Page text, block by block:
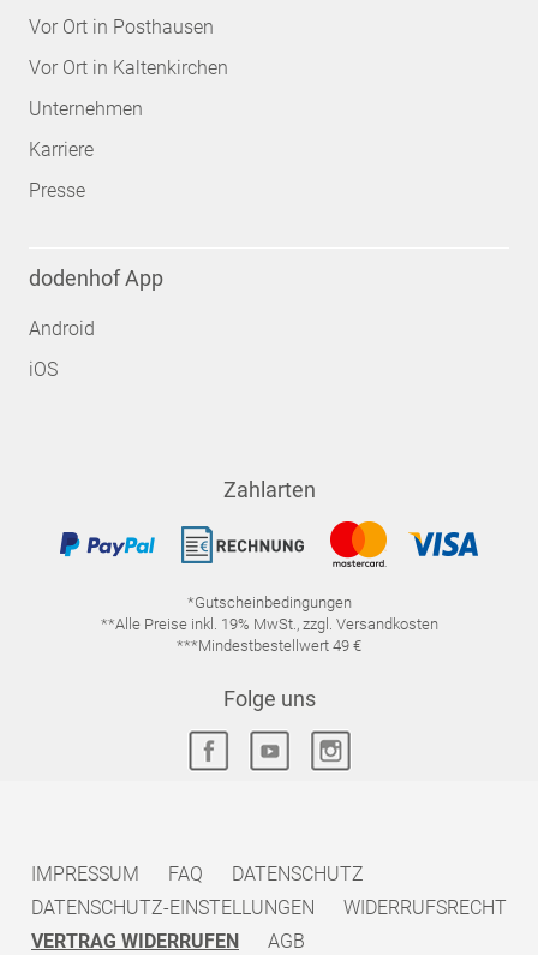
Vor Ort in Posthausen
Vor Ort in Kaltenkirchen
Unternehmen
Karriere
Presse
dodenhof App
Android
iOS
Zahlarten
*Gutscheinbedingungen
**Alle Preise inkl. 19% MwSt., zzgl. Versandkosten
***Mindestbestellwert 49 €
Folge uns
IMPRESSUM FAQ
DATENSCHUTZ
DATENSCHUTZ-EINSTELLUNGEN
WIDERRUFSRECHT
VERTRAG WIDERRUFEN
AGB